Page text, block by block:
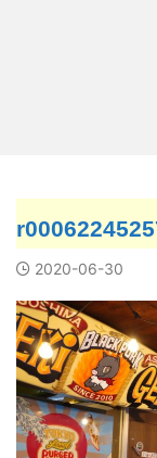
2020-06-30